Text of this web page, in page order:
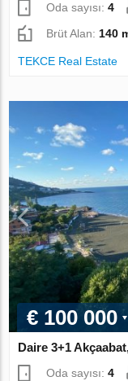
Oda sayısı:4
Brüt Alan:140
TEKCE Real Estate
€ 100 000
Daire 3+1
Oda sayısı:4